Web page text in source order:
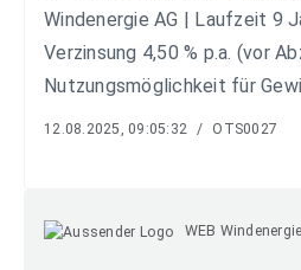
Windenergie AG | Laufzeit 9
Verzinsung 4,50 % p.a. (vor
Nutzungsmöglichkeit für
12.08.2025, 09:05:32 / OTS0027
WEB